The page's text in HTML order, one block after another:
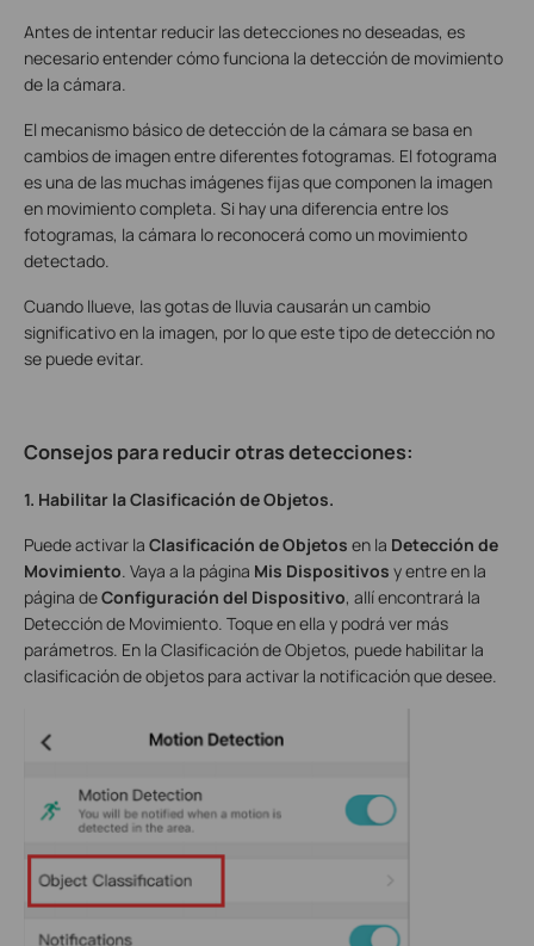
Antes de intentar reducir las detecciones no deseadas, es
necesario entender cómo funciona la detección de movimiento
de la cámara.
El mecanismo básico de detección de la cámara se basa en
cambios de imagen entre diferentes fotogramas. El fotograma
es una de las muchas imágenes fijas que componen la imagen
en movimiento completa. Si hay una diferencia entre los
fotogramas, la cámara lo reconocerá como un movimiento
detectado.
Cuando llueve, las gotas de lluvia causarán un cambio
significativo en la imagen, por lo que este tipo de detección no
se puede evitar.
Consejos para reducir otras detecciones:
1. Habilitar la Clasificación de Objetos.
Puede activar la Clasificación de Objetos en la Detección de
Movimiento. Vaya a la página Mis Dispositivos y entre en la
página deConfiguración del Dispositivo, allí encontrará la
Detección de Movimiento. Toque en ella y podrá ver más
parámetros. En la Clasificación de Objetos, puede habilitar la
clasificación de objetos para activar la notificación que desee.